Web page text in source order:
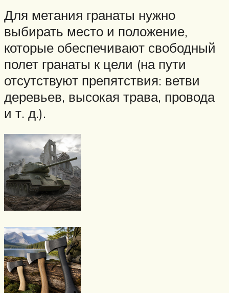
Для метания гранаты нужно
выбирать место и положение,
которые обеспечивают свободный
полет гранаты к цели (на пути
отсутствуют препятствия: ветви
деревьев, высокая трава, провода
и т. д.).